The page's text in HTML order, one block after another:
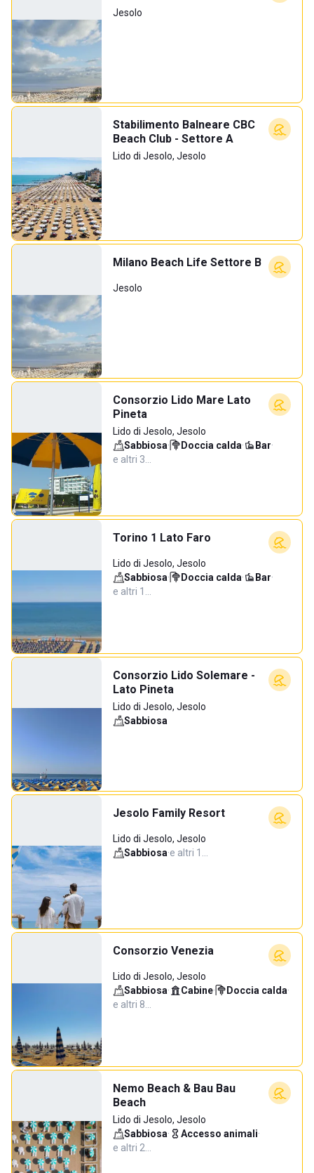
Jesolo
Stabilimento Balneare CBC
Beach Club - Settore A
Lido di Jesolo, Jesolo
Milano Beach Life Settore B
Jesolo
Consorzio Lido Mare Lato
Pineta
Lido di Jesolo, Jesolo
Sabbiosa· Doccia calda· Bar·
e altri 3…
Torino 1 Lato Faro
Lido di Jesolo, Jesolo
Sabbiosa· Doccia calda· Bar·
e altri 1…
Consorzio Lido Solemare -
Lato Pineta
Lido di Jesolo, Jesolo
Sabbiosa
Jesolo Family Resort
Lido di Jesolo, Jesolo
Sabbiosa·e altri 1…
Consorzio Venezia
Lido di Jesolo, Jesolo
Sabbiosa· Cabine· Doccia calda·
e altri 8…
Nemo Beach & Bau Bau
Beach
Lido di Jesolo, Jesolo
Sabbiosa· Accesso animali·
e altri 2…